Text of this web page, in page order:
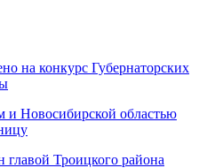
на конкурс Губернаторских
Новосибирской областью
Троицкого района